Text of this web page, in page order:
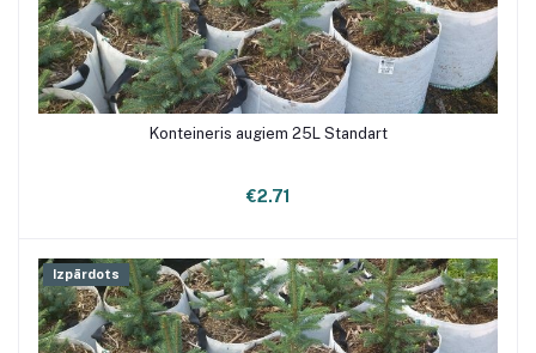
Konteineris augiem 25L Standart
€2.71
Izpārdots